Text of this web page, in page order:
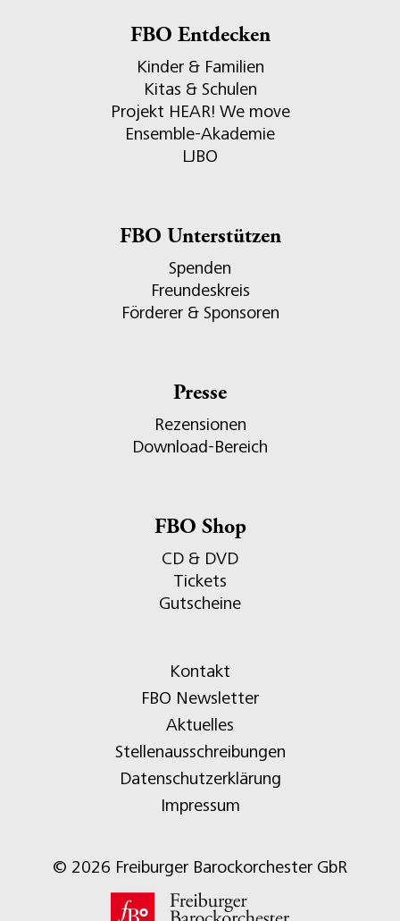
FBO Entdecken
Kinder & Familien
Kitas & Schulen
Projekt HEAR! We move
Ensemble-Akademie
LJBO
FBO Unterstützen
Spenden
Freundeskreis
Förderer & Sponsoren
Presse
Rezensionen
Download-Bereich
FBO Shop
CD & DVD
Tickets
Gutscheine
Kontakt
FBO Newsletter
Aktuelles
Stellenausschreibungen
Datenschutzerklärung
Impressum
© 2026 Freiburger Barockorchester GbR